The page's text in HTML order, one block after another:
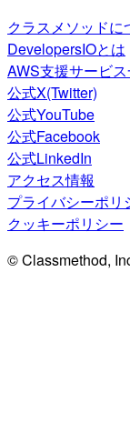
クラスメソッドに
DevelopersIOとは
AWS支援サービ
公式X(Twitter)
公式YouTube
公式Facebook
公式LinkedIn
アクセス情報
プライバシーポリ
クッキーポリシー
© Classmethod,